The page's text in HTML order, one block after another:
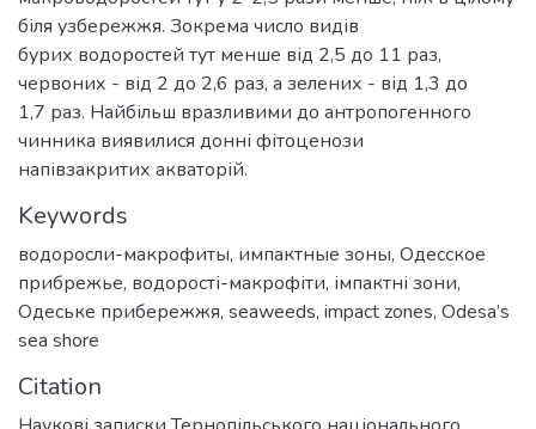
біля узбережжя. Зокрема число видів
бурих водоростей тут менше від 2,5 до 11 раз,
червоних - від 2 до 2,6 раз, а зелених - від 1,3 до
1,7 раз. Найбільш вразливими до антропогенного
чинника виявилися донні фітоценози
напівзакритих акваторій.
Keywords
водоросли-макрофиты, импактные зоны, Одесское
прибрежье, водорості-макрофіти, імпактні зони,
Одеське прибережжя, seaweeds, impact zones, Odesa’s
sea shore
Citation